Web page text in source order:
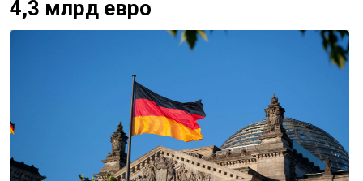
4,3 млрд евро